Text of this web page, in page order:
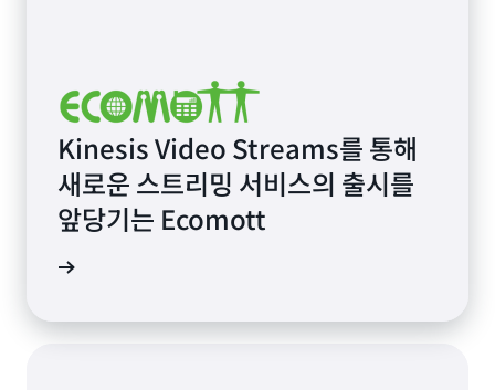
Kinesis Video Streams를 통해
새로운 스트리밍 서비스의 출시를
앞당기는 Ecomott